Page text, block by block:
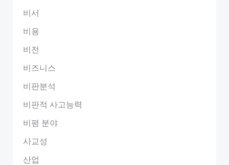
비서
비용
비전
비즈니스
비판분석
비판적 사고능력
비평 분야
사교성
산업